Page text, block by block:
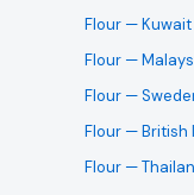
发货的出口
价,以领先于其他寻
Flour — Kuwait
Flour —
Flour —
Flour — British
Flour —